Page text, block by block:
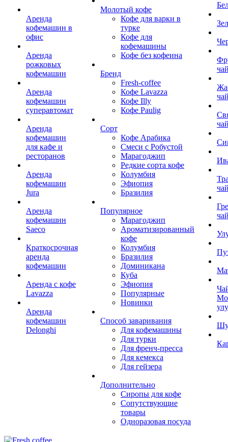
Аренда
кофемашин в
офис
Аренда
рожковых
кофемашин
Аренда
кофемашин
суперавтомат
Аренда
кофемашин
для кафе и
ресторанов
Аренда
кофемашин
Jura
Аренда
кофемашин
Saeco
Краткосрочная
аренда
кофемашин
Аренда с кофе
Lavazza
Аренда
кофемашин
Delonghi
Молотый кофе
Кофе для варки в
турке
Кофе для
кофемашины
Кофе без кофеина
Бренд
Fresh-coffee
Кофе Lavazza
Кофе Illy
Кофе Paulig
Сорт
Кофе Арабика
Смеси с Робустой
Марагоджип
Редкие сорта кофе
Колумбия
Эфиопия
Бразилия
Популярное
Марагоджип
Ароматизированный
кофе
Колумбия
Бразилия
Доминикана
Куба
Эфиопия
Популярные
Новинки
Способ заваривания
Для кофемашины
Для турки
Для френч-пресса
Для кемекса
Для гейзера
Дополнительно
Сиропы для кофе
Сопутствующие
товары
Одноразовая посуда
Шу